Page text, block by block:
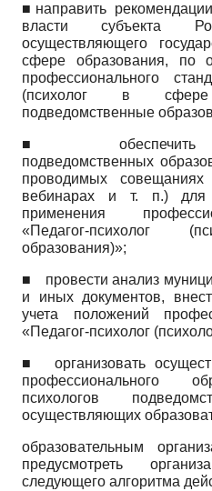
■направить
власти субъекта
осуществляющего
сфере образования, по
профессионального
(психолог в
подведомственные
■ обеспечить
подведомственных
проводимых совещаниях
вебинарах и т. п.) для
применения
«Педагог-
образования)»;
■ провести анализ
и иных документов,
учета положений
«Педагог-психолог
■ организовать
профессионального
психологов
осуществляющих
образовательным
предусмотреть
следующего алгоритма